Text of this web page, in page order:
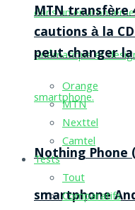
Nothing Phone
smartphone
MTN transfère
cautions à la
peut changer
Orange
MTN
Nexttel
Camtel
Tests
Tout
Comparatifs